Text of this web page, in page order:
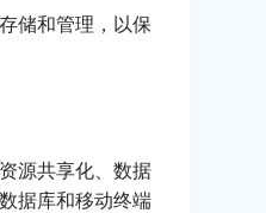
储和管理，以保
源共享化、数据
据库和移动终端